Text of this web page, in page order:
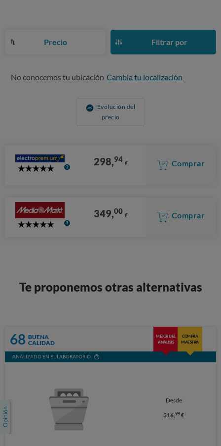
Precio Filtrar por
No conocemos tu ubicación Cambia tu localización
Evolución del
precio
5
298,94 € Comprar
5
349,00 € Comprar
Te proponemos otras alternativas
68 BUENA
CALIDAD
MEJOR DEL
ANÁLISIS
COMPRA
MAESTRA
ANALIZADO EN EL LABORATORIO
Desde
316,99 €